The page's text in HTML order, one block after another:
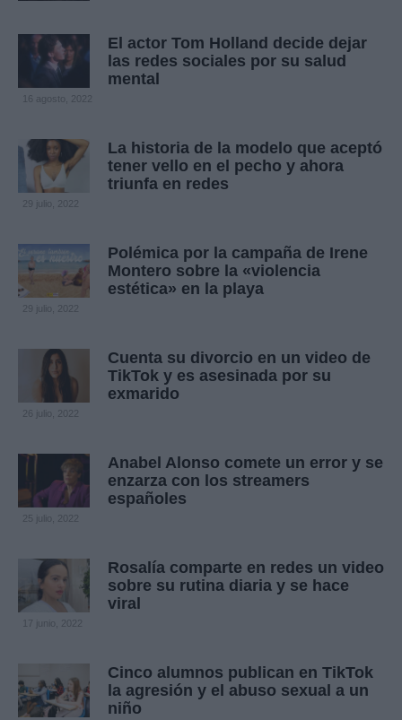
El actor Tom Holland decide dejar
las redes sociales por su salud
mental
16 agosto, 2022
La historia de la modelo que aceptó
tener vello en el pecho y ahora
triunfa en redes
Polémica por la campaña de Irene
Montero sobre la «violencia
estética» en la playa
Cuenta su divorcio en un video de
TikTok y es asesinada por su
exmarido
Anabel Alonso comete un error y se
enzarza con los streamers
españoles
25 julio, 2022
Rosalía comparte en redes un video
sobre su rutina diaria y se hace
viral
17 junio, 2022
Cinco alumnos publican en TikTok
la agresión y el abuso sexual a un
niño